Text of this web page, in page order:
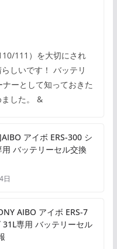
111）を大切にされ
しいです！ バッテリ
ーとして知っておきた
した。 &
アイボ ERS-300 シ
用 バッテリーセル交換
日
AIBO アイボ ERS-7
専用 バッテリーセル